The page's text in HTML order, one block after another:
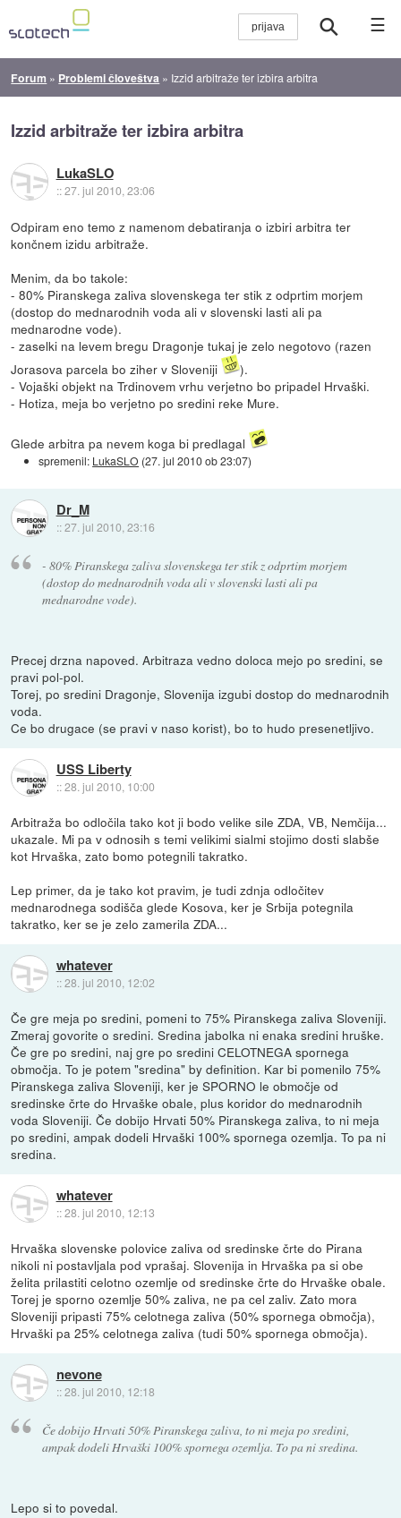
☰
Forum » Problemi človeštva » Izzid arbitraže ter izbira arbitra
Izzid arbitraže ter izbira arbitra
LukaSLO
::27. jul 2010, 23:06
Odpiram eno temo z namenom debatiranja o izbiri arbitra ter
končnem izidu arbitraže.
Menim, da bo takole:
- 80% Piranskega zaliva slovenskega ter stik z odprtim morjem
(dostop do mednarodnih voda ali v slovenski lasti ali pa
mednarodne vode).
- zaselki na levem bregu Dragonje tukaj je zelo negotovo (razen
Jorasova parcela bo ziher v Sloveniji
).
- Vojaški objekt na Trdinovem vrhu verjetno bo pripadel Hrvaški.
- Hotiza, meja bo verjetno po sredini reke Mure.
Glede arbitra pa nevem koga bi predlagal
spremenil: LukaSLO (27. jul 2010 ob 23:07)
Dr_M
::27. jul 2010, 23:16
- 80% Piranskega zaliva slovenskega ter stik z odprtim morjem
(dostop do mednarodnih voda ali v slovenski lasti ali pa
mednarodne vode).
Precej drzna napoved. Arbitraza vedno doloca mejo po sredini, se
pravi pol-pol.
Torej, po sredini Dragonje, Slovenija izgubi dostop do mednarodnih
voda.
Ce bo drugace (se pravi v naso korist), bo to hudo presenetljivo.
USS Liberty
::28. jul 2010, 10:00
Arbitraža bo odločila tako kot ji bodo velike sile ZDA, VB, Nemčija...
ukazale. Mi pa v odnosih s temi velikimi sialmi stojimo dosti slabše
kot Hrvaška, zato bomo potegnili takratko.
Lep primer, da je tako kot pravim, je tudi zdnja odločitev
mednarodnega sodišča glede Kosova, ker je Srbija potegnila
takratko, ker se je zelo zamerila ZDA...
whatever
::28. jul 2010, 12:02
Če gre meja po sredini, pomeni to 75% Piranskega zaliva Sloveniji.
Zmeraj govorite o sredini. Sredina jabolka ni enaka sredini hruške.
Če gre po sredini, naj gre po sredini CELOTNEGA spornega
območja. To je potem "sredina" by definition. Kar bi pomenilo 75%
Piranskega zaliva Sloveniji, ker je SPORNO le območje od
sredinske črte do Hrvaške obale, plus koridor do mednarodnih
voda Sloveniji. Če dobijo Hrvati 50% Piranskega zaliva, to ni meja
po sredini, ampak dodeli Hrvaški 100% spornega ozemlja. To pa ni
sredina.
whatever
::28. jul 2010, 12:13
Hrvaška slovenske polovice zaliva od sredinske črte do Pirana
nikoli ni postavljala pod vprašaj. Slovenija in Hrvaška pa si obe
želita prilastiti celotno ozemlje od sredinske črte do Hrvaške obale.
Torej je sporno ozemlje 50% zaliva, ne pa cel zaliv. Zato mora
Sloveniji pripasti 75% celotnega zaliva (50% spornega območja),
Hrvaški pa 25% celotnega zaliva (tudi 50% spornega območja).
nevone
::28. jul 2010, 12:18
Če dobijo Hrvati 50% Piranskega zaliva, to ni meja po sredini,
ampak dodeli Hrvaški 100% spornega ozemlja. To pa ni sredina.
Lepo si to povedal.